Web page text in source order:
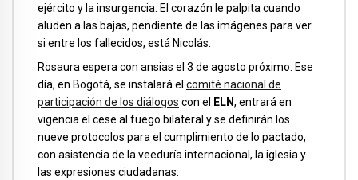
ejército y la insurgencia. El corazón le palpita cuando
aluden a las bajas, pendiente de las imágenes para ver
si entre los fallecidos, está Nicolás.
Rosaura espera con ansias el 3 de agosto próximo. Ese
día, en Bogotá, se instalará el comité nacional de
participación de los diálogos con el ELN, entrará en
vigencia el cese al fuego bilateral y se definirán los
nueve protocolos para el cumplimiento de lo pactado,
con asistencia de la veeduría internacional, la iglesia y
las expresiones ciudadanas.